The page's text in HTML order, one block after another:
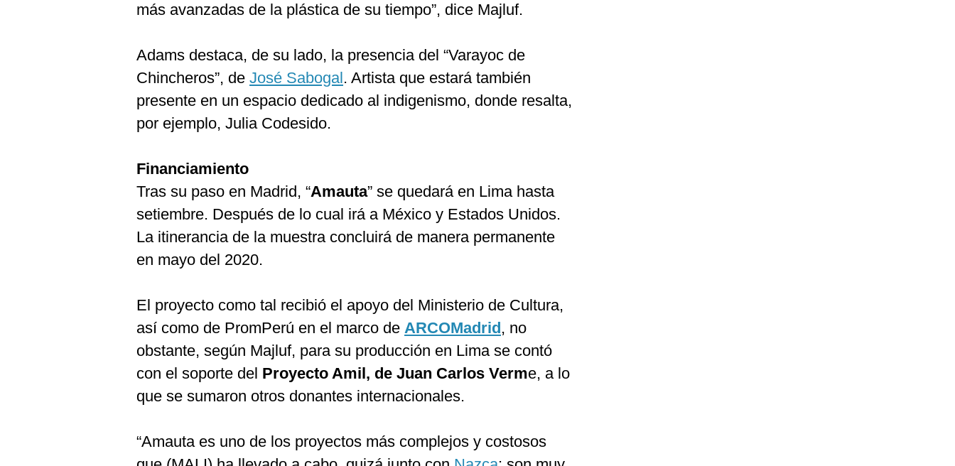
más avanzadas de la plástica de su tiempo”, dice Majluf.
Adams destaca, de su lado, la presencia del “Varayoc de
Chincheros”, de José Sabogal. Artista que estará también
presente en un espacio dedicado al indigenismo, donde resalta,
por ejemplo, Julia Codesido.
Financiamiento
Tras su paso en Madrid, “Amauta” se quedará en Lima hasta
setiembre. Después de lo cual irá a México y Estados Unidos.
La itinerancia de la muestra concluirá de manera permanente
en mayo del 2020.
El proyecto como tal recibió el apoyo del Ministerio de Cultura,
así como de PromPerú en el marco de ARCOMadrid, no
obstante, según Majluf, para su producción en Lima se contó
con el soporte del Proyecto Amil, de Juan Carlos Verme, a lo
que se sumaron otros donantes internacionales.
“Amauta es uno de los proyectos más complejos y costosos